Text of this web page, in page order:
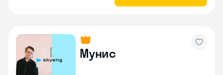
Мунис